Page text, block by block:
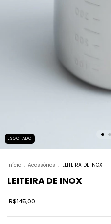
ESGOTADO
Início . Acessórios . LEITEIRA DE INOX
LEITEIRA DE INOX
R$145,00